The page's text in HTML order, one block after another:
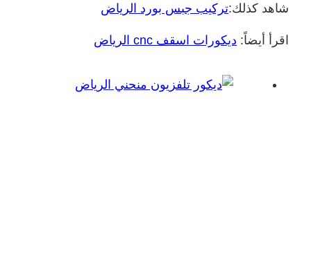
شاهد كذلك:تركيب جبس بورد الرياض
اقرأ أيضاً: ديكورات اسقف cnc الرياض